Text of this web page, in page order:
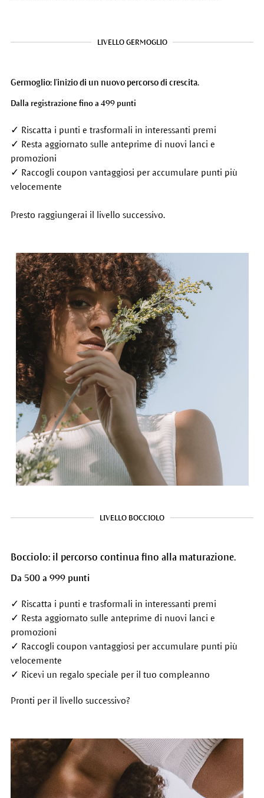
LIVELLO GERMOGLIO
Germoglio: l'inizio di un nuovo percorso di crescita.
Dalla registrazione fino a 499 punti
✓ Riscatta i punti e trasformali in interessanti premi
✓ Resta aggiornato sulle anteprime di nuovi lanci e
promozioni
✓ Raccogli coupon vantaggiosi per accumulare punti più
velocemente
Presto raggiungerai il livello successivo.
LIVELLO BOCCIOLO
Bocciolo: il percorso continua fino alla maturazione.
Da 500 a 999 punti
✓ Riscatta i punti e trasformali in interessanti premi
✓ Resta aggiornato sulle anteprime di nuovi lanci e
promozioni
✓ Raccogli coupon vantaggiosi per accumulare punti più
velocemente
✓ Ricevi un regalo speciale per il tuo compleanno
Pronti per il livello successivo?